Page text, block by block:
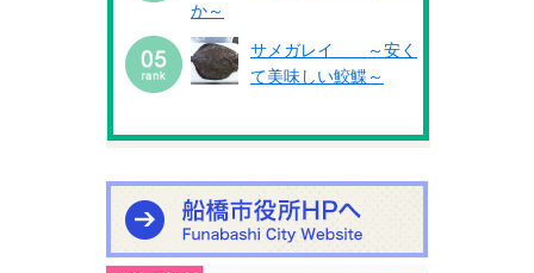
か～
サメガレイ ～安く
て美味しい鮫鰈～